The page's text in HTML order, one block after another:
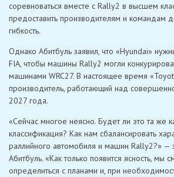
соревноваться вместе с Rally2 в высшем
предоставить производителям и командам
гибкость.
Однако Абитбуль заявил, что «Hyundai»
FIA, чтобы машины Rally2 могли
машинами WRC27. В настоящее время
производитель, работающий над
2027 года.
«Сейчас многое неясно. Будет ли это та же
классификация? Как нам сбалансировать
раллийного автомобиля и машин Rally2?» —
Абитбуль. «Как только появится ясность, мы
определиться с планами и, при